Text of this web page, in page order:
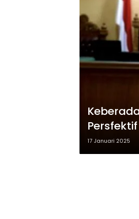
Budaya.
17 Januari 2025